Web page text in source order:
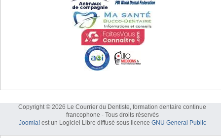
Copyright © 2026 Le Courrier du Dentiste, formation dentaire continue
francophone - Tous droits réservés
Joomla!est un Logiciel Libre diffusé sous licence GNU General Public